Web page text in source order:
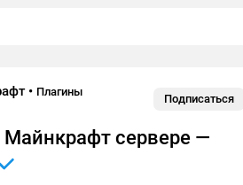
• Плагины
Подписаться
сервере —